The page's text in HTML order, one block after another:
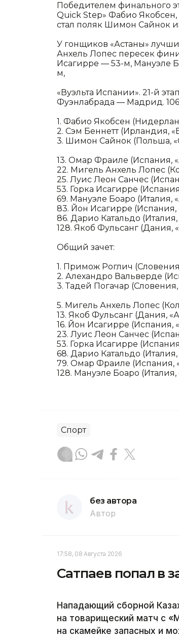
Победителем финального
Quick Step» Фабио
стал поляк Шимон Сайнок из
У гонщиков «Астаны»
Анхель Лопес пересек
Исагирре — 53-м, Мануэле
м,
«Вуэльта Испании». 21-й этап
Фуэнлабрада — Мадрид.
1. Фабио Якобсен
2. Сэм Беннетт (Ирландия,
3. Шимон Сайнок (Польша,
13. Омар Фраиле (Испания,
22. Мигель Анхель Лопес
25. Луис Леон Санчес
53. Горка Исагирре
69. Мануэле Боаро (Италия,
83. Йон Исагирре (Испания,
86. Дарио Катальдо (Италия,
128. Якоб Фульсанг (Дания,
Общий зачет:
1. Примож Роглич
2. Алехандро Вальверде
3. Тадей Погачар
5. Мигель Анхель Лопес
13. Якоб Фульсанг (Дания,
16. Йон Исагирре (Испания,
23. Луис Леон Санчес
53. Горка Исагирре
68. Дарио Катальдо
79. Омар Фраиле (Испания,
128. Мануэле Боаро (Италия,
Спорт
без автора
Автор
17:58, 08 Августа 2026
Сатпаев попал в
Нападающий сборной
на товарищеский матч с
на скамейке запасных и